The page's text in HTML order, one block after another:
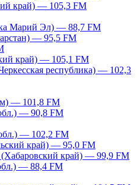
край) — 105,3 FM
Марий Эл) — 88,7 FM
— 95,5 FM
край) — 105,1 FM
республика) — 102,3
— 101,8 FM
— 90,8 FM
— 102,2 FM
край) — 95,0 FM
край) — 99,9 FM
— 88,4 FM